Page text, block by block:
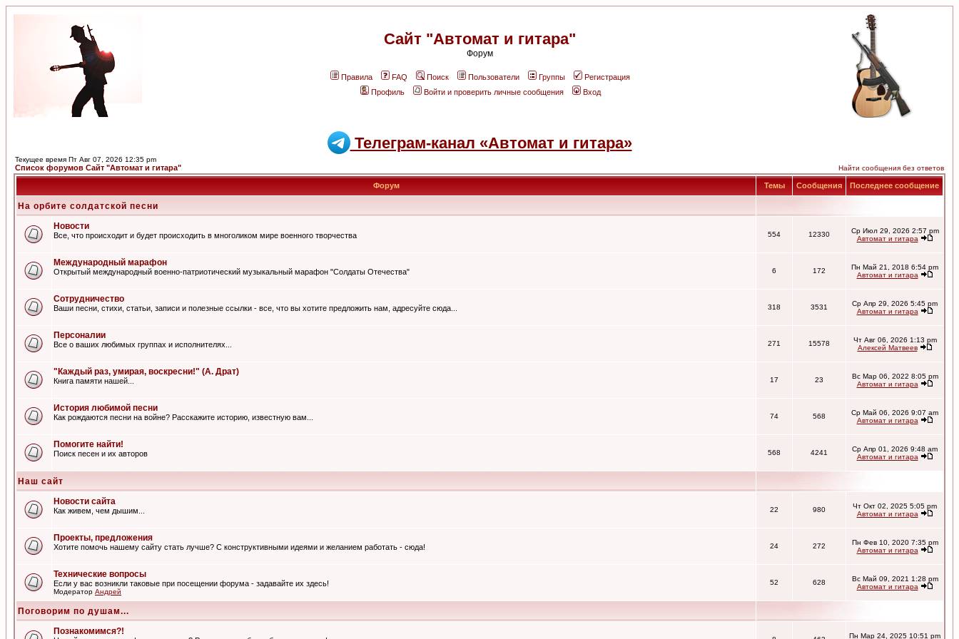
Сайт "Автомат и гитара"
Форум
Правила FAQ Поиск Пользователи Группы
Регистрация
Профиль
Войти и проверить личные сообщения Вход
Телеграм-канал «Автомат и гитара»
Текущее время Пт Авг 07, 2026 12:35 pm
Список форумов Сайт "Автомат и гитара" Найти сообщения без ответов
Форум Темы Сообщения Последнее сообщение
На орбите солдатской песни
Новости
Все, что происходит и будет происходить в многоликом мире военного творчества 554 12330
Ср Июл 29, 2026 2:57 pm
Автомат и гитара
Международный марафон
Открытый международный военно-патриотический музыкальный марафон "Солдаты Отечества" 6 172
Пн Май 21, 2018 6:54 pm
Автомат и гитара
Сотрудничество
Ваши песни, стихи, статьи, записи и полезные ссылки - все, что вы хотите предложить нам, адресуйте сюда... 318 3531
Ср Апр 29, 2026 5:45 pm
Автомат и гитара
Персоналии
Все о ваших любимых группах и исполнителях... 271 15578
Чт Авг 06, 2026 1:13 pm
Алексей Матвеев
"Каждый раз, умирая, воскресни!" (А. Драт)
Книга памяти нашей... 17 23
Вс Мар 06, 2022 8:05 pm
Автомат и гитара
История любимой песни
Как рождаются песни на войне? Расскажите историю, известную вам... 74 568
Ср Май 06, 2026 9:07 am
Автомат и гитара
Помогите найти!
Поиск песен и их авторов 568 4241
Ср Апр 01, 2026 9:48 am
Автомат и гитара
Наш сайт
Новости сайта
Как живем, чем дышим... 22 980
Чт Окт 02, 2025 5:05 pm
Автомат и гитара
Проекты, предложения
Хотите помочь нашему сайту стать лучше? С конструктивными идеями и желанием работать - сюда! 24 272
Пн Фев 10, 2020 7:35 pm
Автомат и гитара
Технические вопросы
Если у вас возникли таковые при посещении форума - задавайте их здесь!
Модератор Андрей
52 628
Вс Май 09, 2021 1:28 pm
Автомат и гитара
Поговорим по душам...
Познакомимся?!
Пн Мар 24, 2025 10:51 pm